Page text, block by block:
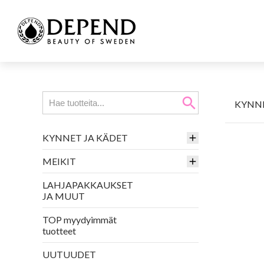
search
KYNNET JA KÄDET
MEIKIT
LAHJAPAKKAUKSET
JA MUUT
TOP myydyimmät
tuotteet
UUTUUDET